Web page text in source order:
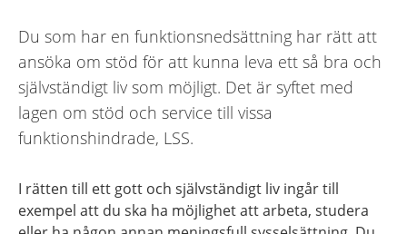
Du som har en funktionsnedsättning har rätt att
ansöka om stöd för att kunna leva ett så bra och
självständigt liv som möjligt. Det är syftet med
lagen om stöd och service till vissa
funktionshindrade, LSS.
I rätten till ett gott och självständigt liv ingår till
exempel att du ska ha möjlighet att arbeta, studera